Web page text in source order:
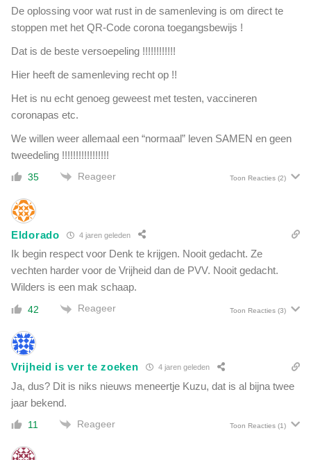
De oplossing voor wat rust in de samenleving is om direct te
stoppen met het QR-Code corona toegangsbewijs !
Dat is de beste versoepeling !!!!!!!!!!!!
Hier heeft de samenleving recht op !!
Het is nu echt genoeg geweest met testen, vaccineren
coronapas etc.
We willen weer allemaal een “normaal” leven SAMEN en geen
tweedeling !!!!!!!!!!!!!!!!!
35 Reageer Toon Reacties (2)
Eldorado 4 jaren geleden
Ik begin respect voor Denk te krijgen. Nooit gedacht. Ze
vechten harder voor de Vrijheid dan de PVV. Nooit gedacht.
Wilders is een mak schaap.
42 Reageer Toon Reacties (3)
Vrijheid is ver te zoeken 4 jaren geleden
Ja, dus? Dit is niks nieuws meneertje Kuzu, dat is al bijna twee
jaar bekend.
11 Reageer Toon Reacties (1)